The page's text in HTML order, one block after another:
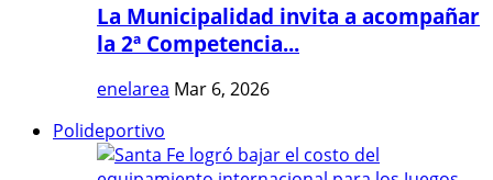
La Municipalidad invita a acompañar
la 2ª Competencia...
enelarea Mar 6, 2026
Polideportivo